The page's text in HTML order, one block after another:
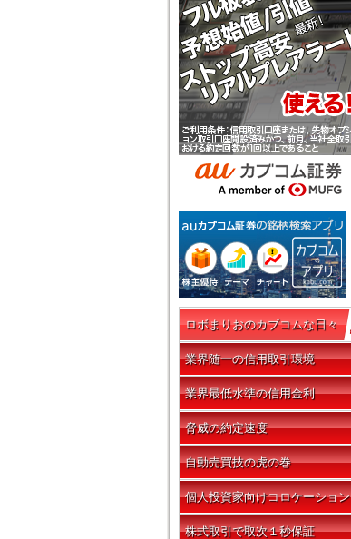
ロボまりおのカブコムな日々
業界随一の信用取引環境
業界最低水準の信用金利
脅威の約定速度
自動売買技の虎の巻
個人投資家向けコロケーション
株式取引で取次１秒保証